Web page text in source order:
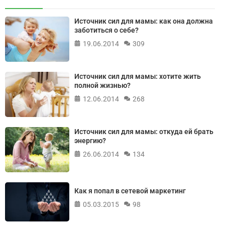
Источник сил для мамы: как она должна
заботиться о себе?
19.06.2014
309
Источник сил для мамы: хотите жить
полной жизнью?
12.06.2014
268
Источник сил для мамы: откуда ей брать
энергию?
26.06.2014
134
Как я попал в сетевой маркетинг
05.03.2015
98